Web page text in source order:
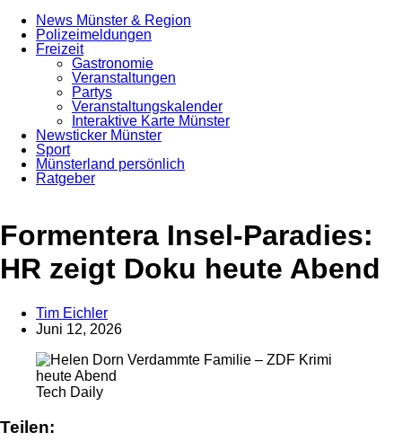
News Münster & Region
Polizeimeldungen
Freizeit
Gastronomie
Veranstaltungen
Partys
Veranstaltungskalender
Interaktive Karte Münster
Newsticker Münster
Sport
Münsterland persönlich
Ratgeber
Anzeige
Formentera Insel-Paradies:
HR zeigt Doku heute Abend
Tim Eichler
Juni 12, 2026
Tech Daily
Teilen: